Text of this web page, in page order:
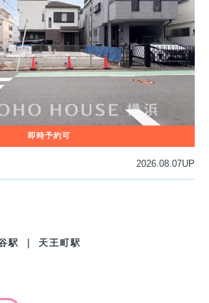
2026.08.07UP
駅 ｜ 天王町駅